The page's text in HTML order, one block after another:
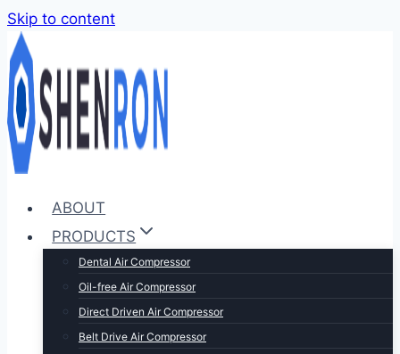
Skip to content
ABOUT
PRODUCTS
Dental Air Compressor
Oil-free Air Compressor
Direct Driven Air Compressor
Belt Drive Air Compressor